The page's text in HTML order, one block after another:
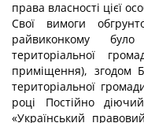
права власності цієї
Свої вимоги
райвиконкому
територіальної
приміщення), згодом
територіальної
році Постійно
«Український